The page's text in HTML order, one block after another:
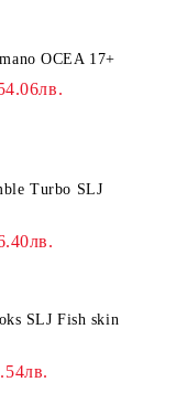
OCEA 17+
Turbo SLJ
SLJ Fish skin